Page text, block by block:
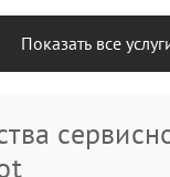
Показать все